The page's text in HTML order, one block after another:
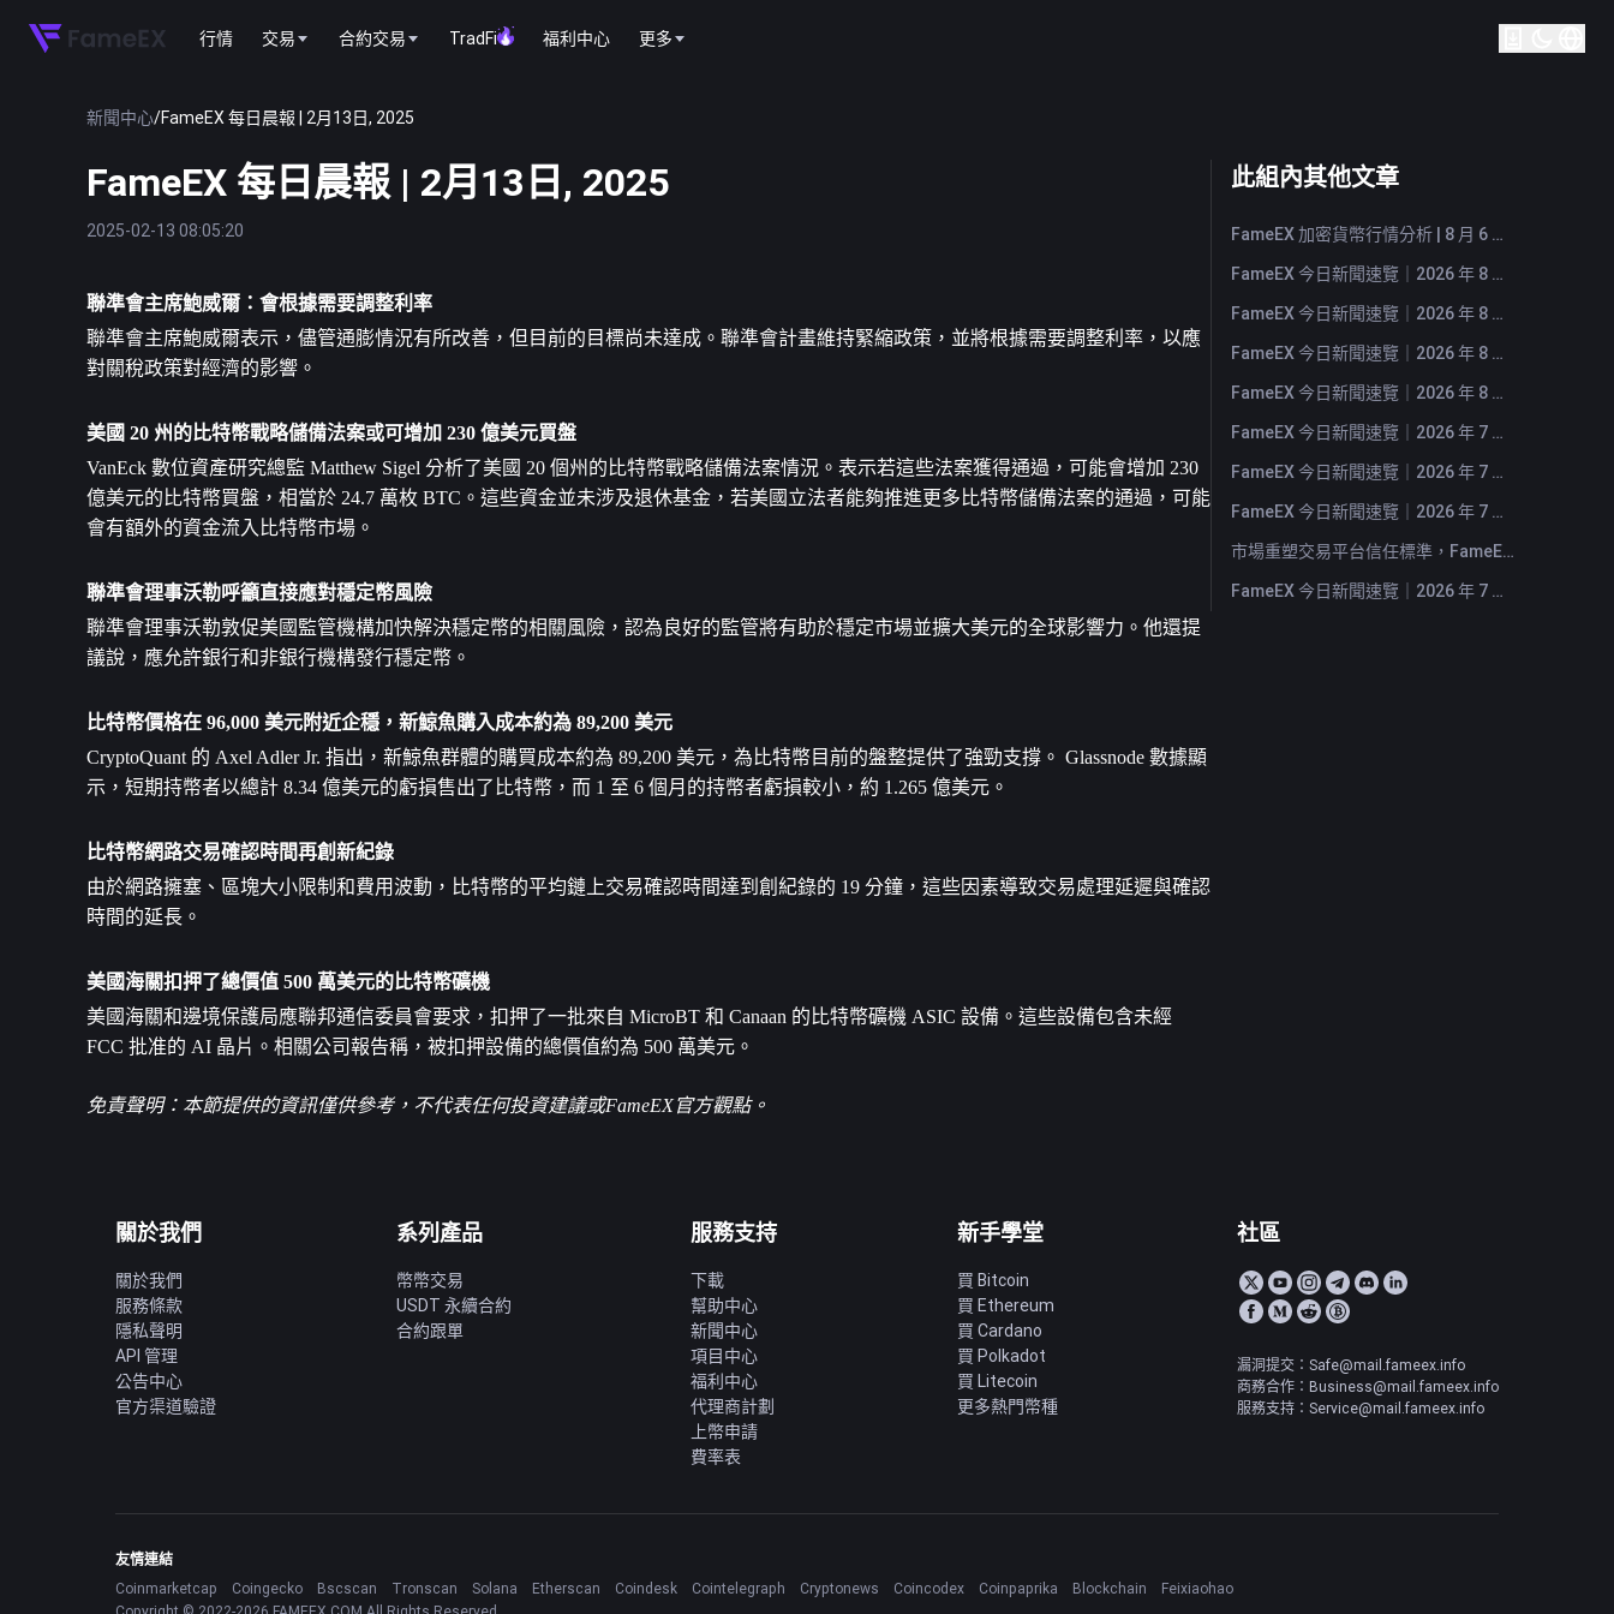
行情 交易 合約交易 TradFi 福利中心 更多
新聞中心/FameEX 每日晨報 | 2月13日, 2025
FameEX 每日晨報 | 2月13日, 2025
2025-02-13 08:05:20
聯準會主席鮑威爾：會根據需要調整利率
聯準會主席鮑威爾表示，儘管通膨情況有所改善，但目前的目標尚未達成。聯準會計畫維持緊縮政策，並將根據需要調整利率，以應
對關稅政策對經濟的影響。
美國 20 州的 比特幣戰略儲備法案或可增加 230 億美元買盤
VanEck 數位資產研究總監 Matthew Sigel 分析了美國 20 個州的比特幣戰略儲備法案情況。表示若這些法案獲得通過，可能會增加 230
億美元的比特幣買盤，相當於 24.7 萬枚 BTC。這些資金並未涉及退休基金，若美國立法者能夠推進更多比特幣儲備法案的通過，可能
會有額外的資金流入比特幣市場。
聯準會理事沃勒呼籲直接應對穩定幣風險
聯準會理事沃勒敦促美國監管機構加快解決穩定幣的相關風險，認為良好的監管將有助於穩定市場並擴大美元的全球影響力。他還提
議說，應允許銀行和非銀行機構發行穩定幣。
比特幣價格在 96,000 美元附近企穩，新鯨魚購入成本約為 89,200 美元
CryptoQuant 的 Axel Adler Jr. 指出，新鯨魚群體的購買成本約為 89,200 美元，為比特幣目前的盤整提供了強勁支撐。 Glassnode 數據顯
示，短期持幣者以總計 8.34 億美元的虧損售出了比特幣，而 1 至 6 個月的持幣者虧損較小，約 1.265 億美元。
比特幣網路交易確認時間再創新紀錄
由於網路擁塞、區塊大小限制和費用波動，比特幣的平均鏈上交易確認時間達到創紀錄的 19 分鐘，這些因素導致交易處理延遲與確認
時間的延長。
美國海關扣押了總價值 500 萬美元的比特幣礦機
美國海關和邊境保護局應聯邦通信委員會要求，扣押了一批來自 MicroBT 和 Canaan 的比特幣礦機 ASIC 設備。這些設備包含未經
FCC 批准的 AI 晶片。相關公司報告稱，被扣押設備的總價值約為 500 萬美元。
免責聲明：本節提供的資訊僅供參考，不代表任何投資建議或FameEX官方觀點。
此組內其他文章
FameEX 加密貨幣行情分析 | 8 月 6 日, 2026
FameEX 今日新聞速覽｜2026 年 8 月 6 日
FameEX 今日新聞速覽｜2026 年 8 月 5 日
FameEX 今日新聞速覽｜2026 年 8 月 4 日
FameEX 今日新聞速覽｜2026 年 8 月 3 日
FameEX 今日新聞速覽｜2026 年 7 月 31 日
FameEX 今日新聞速覽｜2026 年 7 月 30 日
FameEX 今日新聞速覽｜2026 年 7 月 29 日
市場重塑交易平台信任標準，FameEX 以八年穩健營運持續服務全球用戶
FameEX 今日新聞速覽｜2026 年 7 月 28 日
關於我們
關於我們
服務條款
隱私聲明
API 管理
公告中心
官方渠道驗證
系列產品
幣幣交易
USDT 永續合約
合約跟單
服務支持
下載
幫助中心
新聞中心
項目中心
福利中心
代理商計劃
上幣申請
費率表
新手學堂
買 Bitcoin
買 Ethereum
買 Cardano
買 Polkadot
買 Litecoin
更多熱門幣種
社區
漏洞提交：Safe@mail.fameex.info
商務合作：Business@mail.fameex.info
服務支持：Service@mail.fameex.info
友情連結
Coinmarketcap
Coingecko Bscscan Tronscan Solana Etherscan Coindesk Cointelegraph Cryptonews Coincodex Coinpaprika Blockchain
Feixiaohao